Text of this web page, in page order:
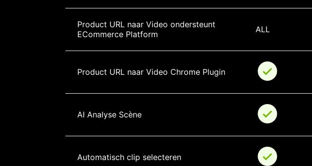
Product URL naar Video ondersteunt
ECommerce Platform
ALL
Product URL naar Video Chrome Plugin
AI Analyse Scène
Automatisch clip selecteren